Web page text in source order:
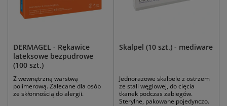
DERMAGEL - Rękawice
lateksowe bezpudrowe
(100 szt.)
Z wewnętrzną warstwą
polimerową. Zalecane dla osób
ze skłonnością do alergii.
Skalpel (10 szt.) - mediware
Jednorazowe skalpele z ostrzem
ze stali węglowej, do cięcia
tkanek podczas zabiegów.
Sterylne, pakowane pojedynczo.